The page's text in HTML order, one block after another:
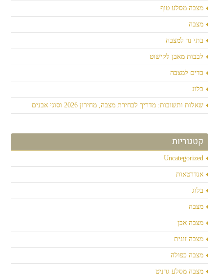
מצבה מסלע טוף
מצבה
בתי נר למצבה
לבבות מאבן לקישוט
כדים למצבה
בלוג
שאלות ותשובות: מדריך לבחירת מצבה, מחירון 2026 וסוגי אבנים
קטגוריות
Uncategorized
אנדרטאות
בלוג
מצבה
מצבה אבן
מצבה זוגית
מצבה כפולה
מצבה מסלע גרניט